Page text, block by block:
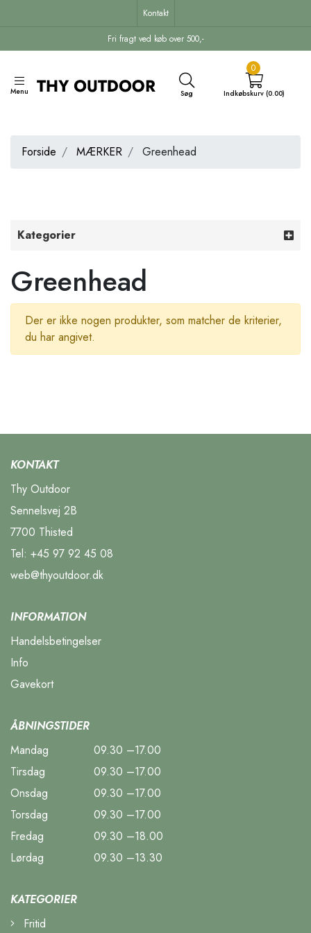
Fri fragt ved køb over 500,-
Kontakt
Menu Søg
0
Indkøbskurv (0.00)
Forside MÆRKER Greenhead
Kategorier
Greenhead
Der er ikke nogen produkter, som matcher de kriterier,
du har angivet.
KONTAKT
Thy Outdoor
Sennelsvej 2B
7700 Thisted
Tel: +45 97 92 45 08
web@thyoutdoor.dk
INFORMATION
Handelsbetingelser
Info
Gavekort
ÅBNINGSTIDER
Mandag
09.30 –17.00
Tirsdag
09.30 –17.00
Onsdag
09.30 –17.00
Torsdag
09.30 –17.00
Fredag
09.30 –18.00
Lørdag
09.30 –13.30
KATEGORIER
Fritid